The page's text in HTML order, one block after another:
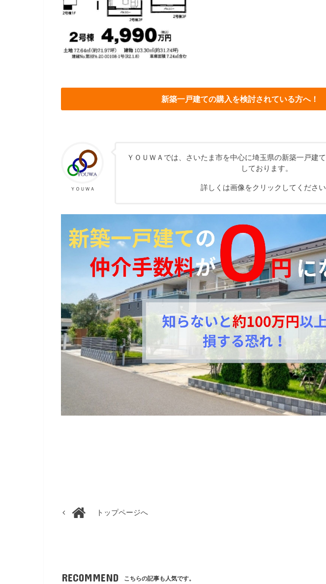
新築一戸建ての購入を検討されている方へ！
ＹＯＵＷＡ
ＹＯＵＷＡでは、さいたま市を中心に埼玉県の新築一戸建
しております。
詳しくは画像をクリックしてください
トップページへ
RECOMMEND こちらの記事も人気です。